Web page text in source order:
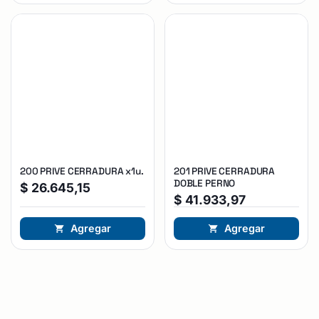
200 PRIVE CERRADURA x1u.
$ 26.645,15
Agregar
201 PRIVE CERRADURA
DOBLE PERNO
$ 41.933,97
Agregar